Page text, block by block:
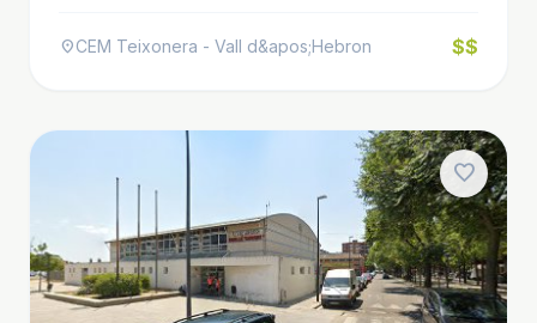
location_onCEM Teixonera - Vall d&apos;Hebron $$
favorite